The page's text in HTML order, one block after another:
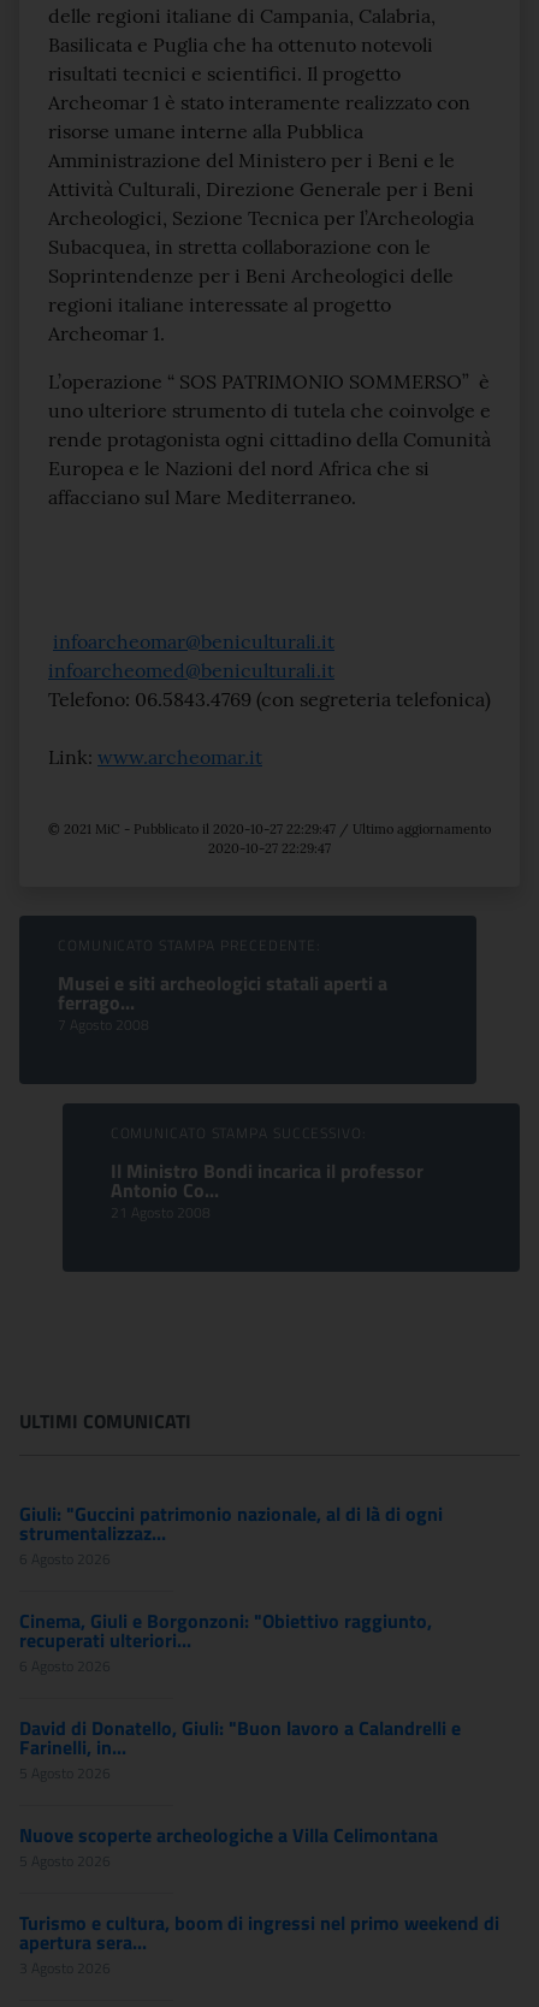
delle regioni italiane di Campania, Calabria,
Basilicata e Puglia che ha ottenuto notevoli
risultati tecnici e scientifici. Il progetto
Archeomar 1 è stato interamente realizzato con
risorse umane interne alla Pubblica
Amministrazione del Ministero per i Beni e le
Attività Culturali, Direzione Generale per i Beni
Archeologici, Sezione Tecnica per l’Archeologia
Subacquea, in stretta collaborazione con le
Soprintendenze per i Beni Archeologici delle
regioni italiane interessate al progetto
Archeomar 1.
L’operazione “ SOS PATRIMONIO SOMMERSO” è
uno ulteriore strumento di tutela che coinvolge e
rende protagonista ogni cittadino della Comunità
Europea e le Nazioni del nord Africa che si
affacciano sul Mare Mediterraneo.
infoarcheomar@beniculturali.it
infoarcheomed@beniculturali.it
Telefono: 06.5843.4769 (con segreteria telefonica)
Link: www.archeomar.it
© 2021 MiC - Pubblicato il 2020-10-27 22:29:47 / Ultimo aggiornamento
2020-10-27 22:29:47
Sfoglia comunicati
COMUNICATO STAMPA PRECEDENTE:
Musei e siti archeologici statali aperti a
ferrago...
7 Agosto 2008
COMUNICATO STAMPA SUCCESSIVO:
Il Ministro Bondi incarica il professor
Antonio Co...
21 Agosto 2008
ULTIMI COMUNICATI
Giuli: "Guccini patrimonio nazionale, al di là di ogni
strumentalizzaz...
6 Agosto 2026
Cinema, Giuli e Borgonzoni: "Obiettivo raggiunto,
recuperati ulteriori...
6 Agosto 2026
David di Donatello, Giuli: "Buon lavoro a Calandrelli e
Farinelli, in...
5 Agosto 2026
Nuove scoperte archeologiche a Villa Celimontana
5 Agosto 2026
Turismo e cultura, boom di ingressi nel primo weekend di
apertura sera...
3 Agosto 2026